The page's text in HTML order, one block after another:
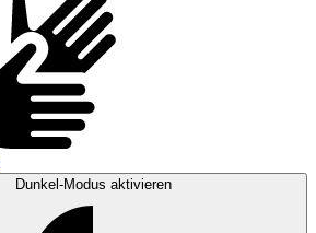
Dunkel-Modus aktivieren